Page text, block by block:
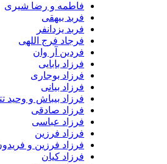
فاطمه و رضا شیری
فربد بیهقی
فربد یزدانفر
فرجاد فرج اللهی
فردین آر وان
فرزاد بابایی
فرزاد بوجاری
فرزاد بیانی
فرزاد بیباش و وحید تتورا
فرزاد صادقی
فرزاد عباسی
فرزاد فرزین
فرزاد فرزین و فریدون آسرایی
فرزاد کیان